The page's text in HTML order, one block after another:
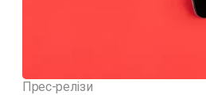
Прес-релізи